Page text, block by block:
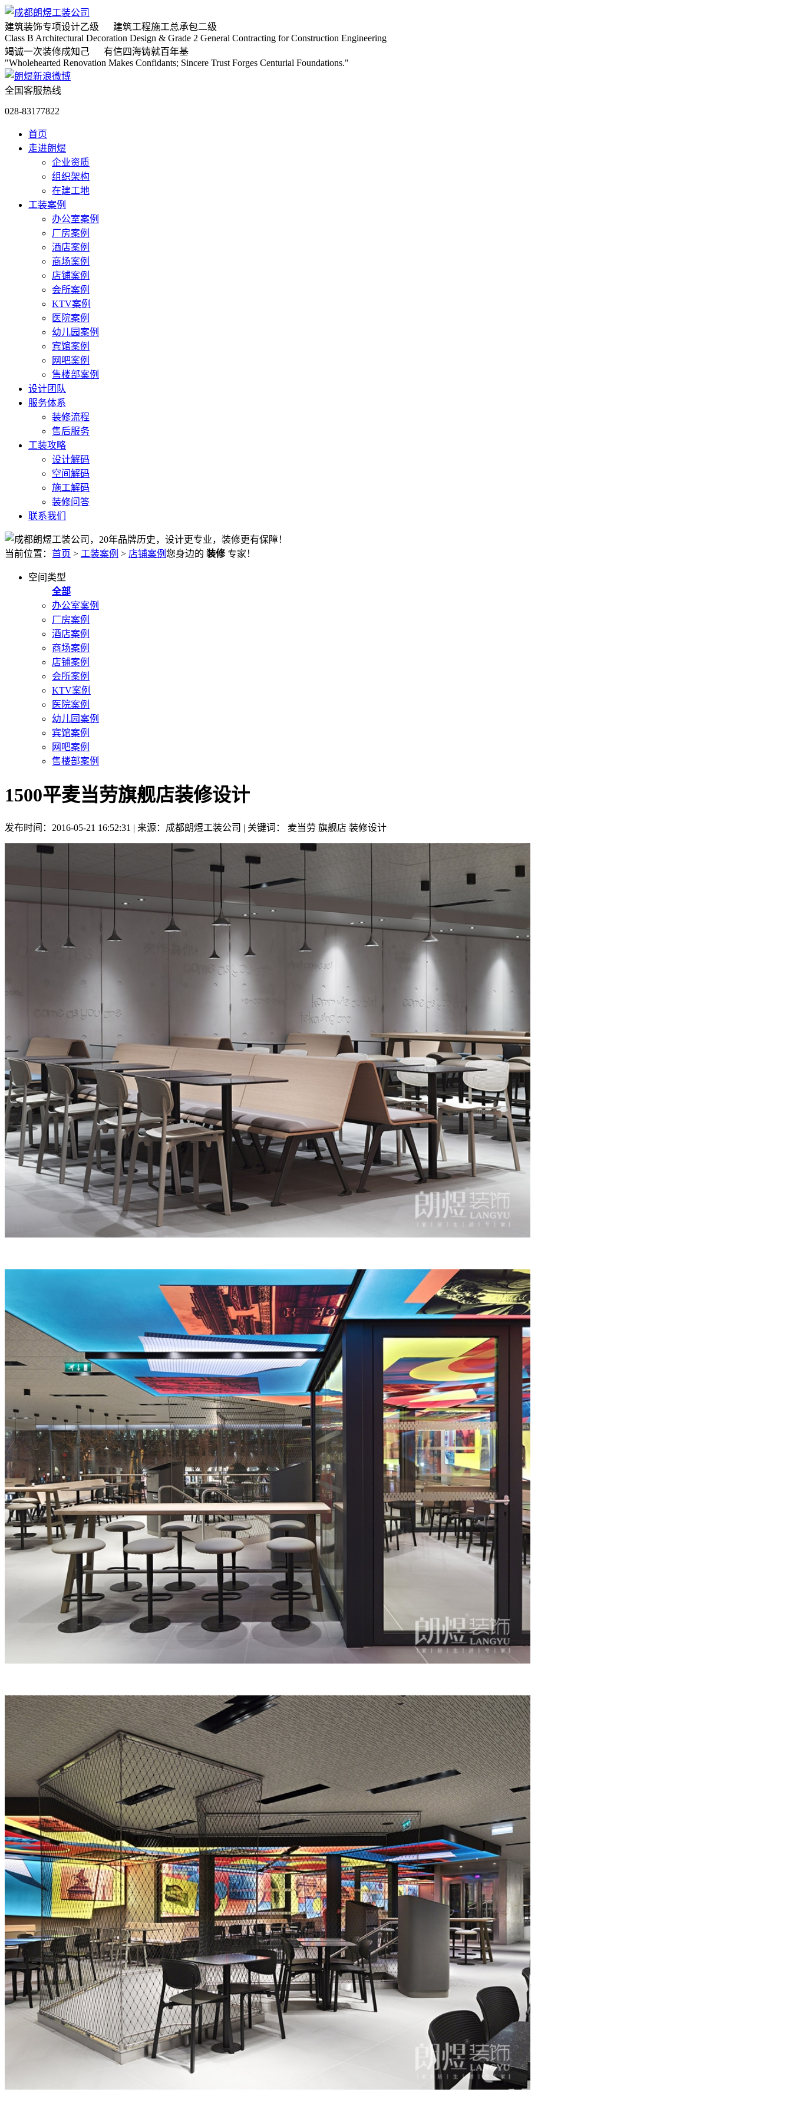
建筑装饰专项设计乙级 建筑工程施工总承包二级
Class B Architectural Decoration Design & Grade 2 General Contracting for Construction Engineering
竭诚一次装修成知己 有信四海铸就百年基
"Wholehearted Renovation Makes Confidants; Sincere Trust Forges Centurial Foundations."
全国客服热线
028-83177822
首页
走进朗煜
企业资质
组织架构
在建工地
工装案例
办公室案例
厂房案例
酒店案例
商场案例
店铺案例
会所案例
KTV案例
医院案例
幼儿园案例
宾馆案例
网吧案例
售楼部案例
设计团队
服务体系
装修流程
售后服务
工装攻略
设计解码
空间解码
施工解码
装修问答
联系我们
当前位置： 首页 > 工装案例 > 店铺案例 您身边的 装修专家！
空间类型
全部
办公室案例
厂房案例
酒店案例
商场案例
店铺案例
会所案例
KTV案例
医院案例
幼儿园案例
宾馆案例
网吧案例
售楼部案例
1500平麦当劳旗舰店装修设计
发布时间：2016-05-21 16:52:31 | 来源：成都朗煜工装公司 | 关键词： 麦当劳 旗舰店 装修设计